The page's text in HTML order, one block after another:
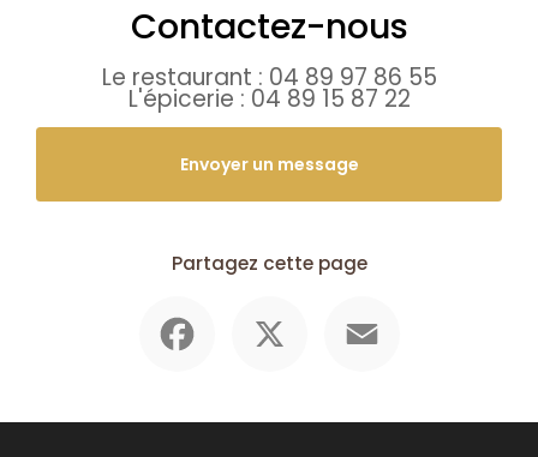
Contactez-nous
Le restaurant : 04 89 97 86 55
L'épicerie : 04 89 15 87 22
Envoyer un message
Partagez cette page